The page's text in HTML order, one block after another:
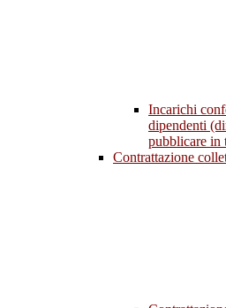
Incarichi
dipendenti
pubblicare in
Contrattazione